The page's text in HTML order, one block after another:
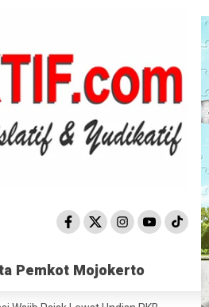
Pemkot Mojokerto
Pemkot Mojokerto